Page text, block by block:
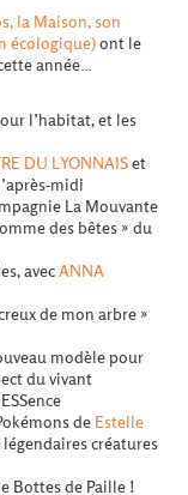
la Maison, son
écologique)ont le
année…
l’habitat, et les
DU LYONNAISet
midi
La Mouvante
des bêtes » du
avecANNA
de mon arbre »
modèle pour
du vivant
de Estelle
créatures
Bottes de Paille !